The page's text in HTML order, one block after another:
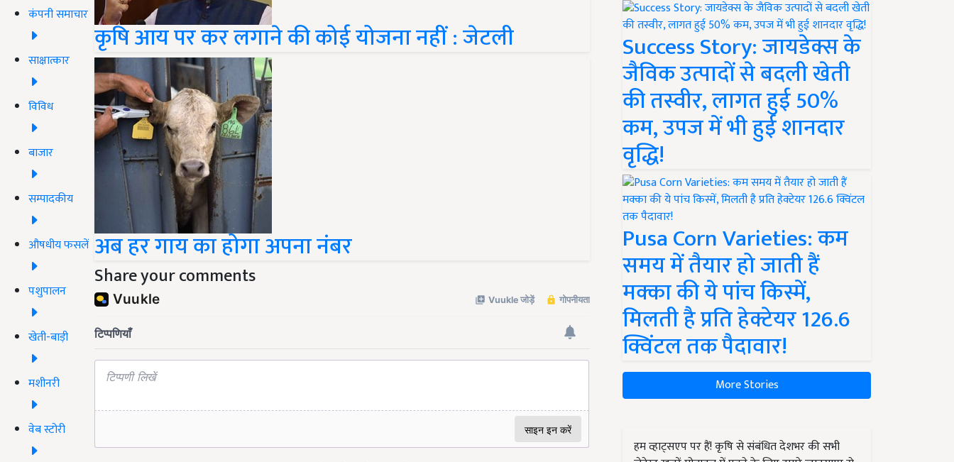
कंपनी समाचार
साक्षात्कार
विविध
बाजार
सम्पादकीय
औषधीय फसलें
पशुपालन
खेती-बाड़ी
मशीनरी
वेब स्टोरी
कृषि आय पर कर लगाने की कोई योजना नहीं : जेटली
अब हर गाय का होगा अपना नंबर
Share your comments
Success Story: जायडेक्स के
जैविक उत्पादों से बदली खेती
की तस्वीर, लागत हुई 50%
कम, उपज में भी हुई शानदार
वृद्धि!
Pusa Corn Varieties: कम
समय में तैयार हो जाती हैं
मक्का की ये पांच किस्में,
मिलती है प्रति हेक्टेयर 126.6
क्विंटल तक पैदावार!
More Stories
हम व्हाट्सएप पर हैं! कृषि से संबंधित देशभर की सभी